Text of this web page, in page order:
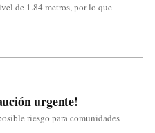
de 1.84 metros, por lo que
urgente!
riesgo para comunidades